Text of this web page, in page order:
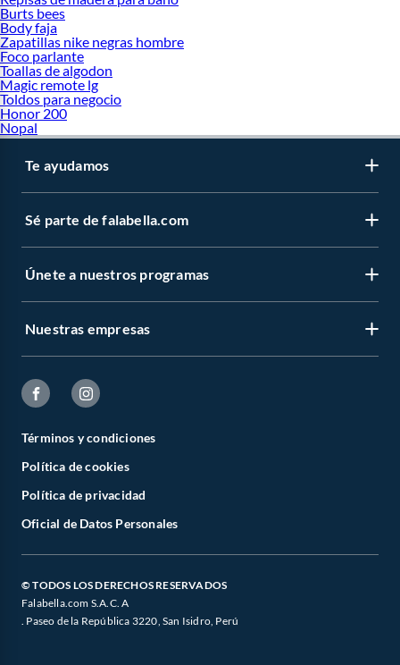
Burts bees
Body faja
Zapatillas nike negras hombre
Foco parlante
Toallas de algodon
Magic remote lg
Toldos para negocio
Honor 200
Nopal
Te ayudamos
Sé parte de falabella.com
Únete a nuestros programas
Nuestras empresas
Términos y condiciones
Política de cookies
Política de privacidad
Oficial de Datos Personales
© TODOS LOS DERECHOS RESERVADOS
Falabella.com S.A.C. A
. Paseo de la República 3220, San Isidro, Perú